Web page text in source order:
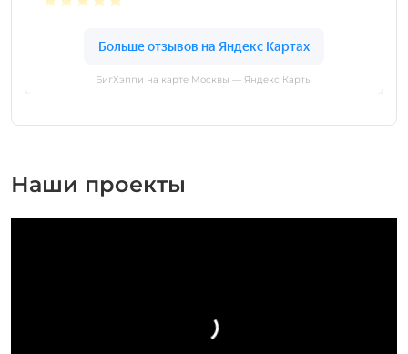
БигХэппи на карте Москвы — Яндекс Карты
Наши проекты